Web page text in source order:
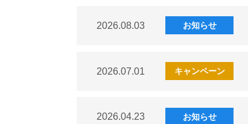
2026.08.03 お知らせ
2026.07.01 キャンペーン
2026.04.23 お知らせ